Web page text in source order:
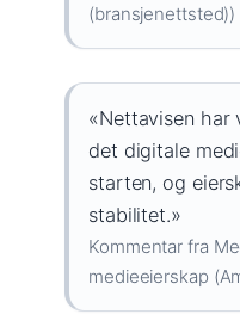
(bransjenettsted))
«Nettavisen
det digitale
starten, og
stabilitet.»
Kommentar fra
medieeierskap